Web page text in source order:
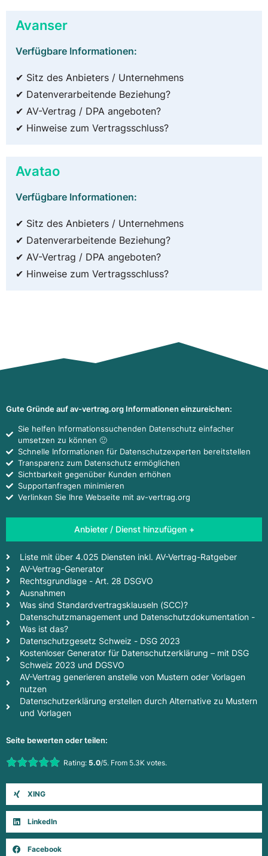
Avanser
Verfügbare Informationen:
✔ Sitz des Anbieters / Unternehmens
✔ Datenverarbeitende Beziehung?
✔ AV-Vertrag / DPA angeboten?
✔ Hinweise zum Vertragsschluss?
Avatao
Verfügbare Informationen:
✔ Sitz des Anbieters / Unternehmens
✔ Datenverarbeitende Beziehung?
✔ AV-Vertrag / DPA angeboten?
✔ Hinweise zum Vertragsschluss?
Gute Gründe auf av-vertrag.org Informationen einzureichen:
Sie helfen Informationssuchenden Datenschutz einfacher
umsetzen zu können 🙂
Schnelle Informationen für Datenschutzexperten bereitstellen
Transparenz zum Datenschutz ermöglichen
Sichtbarkeit gegenüber Kunden erhöhen
Supportanfragen minimieren
Verlinken Sie Ihre Webseite mit av-vertrag.org
Anbieter / Dienst hinzufügen +
Liste mit über 4.025 Diensten inkl. AV-Vertrag-Ratgeber
AV-Vertrag-Generator
Rechtsgrundlage - Art. 28 DSGVO
Ausnahmen
Was sind Standardvertragsklauseln (SCC)?
Datenschutzmanagement und Datenschutzdokumentation -
Was ist das?
Datenschutzgesetz Schweiz - DSG 2023
Kostenloser Generator für Datenschutzerklärung – mit DSG
Schweiz 2023 und DGSVO
AV-Vertrag generieren anstelle von Mustern oder Vorlagen
nutzen
Datenschutzerklärung erstellen durch Alternative zu Mustern
und Vorlagen
Seite bewerten oder teilen:
Rate this item:Rating: 5.0/5. From 5.3K votes.
XING
LinkedIn
Facebook